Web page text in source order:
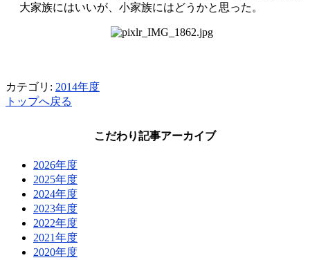
大家族にはいいが、小家族にはどうかと思った。
カテゴリ: 2014年度
トップへ戻る
こだわり記事アーカイブ
2026年度
2025年度
2024年度
2023年度
2022年度
2021年度
2020年度